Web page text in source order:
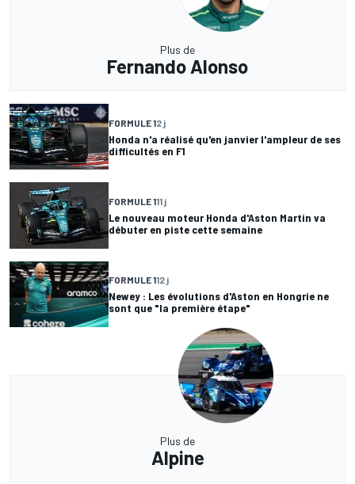
Plus de
Fernando Alonso
FORMULE 12 j
Honda n'a réalisé qu'en janvier l'ampleur de ses
difficultés en F1
FORMULE 111 j
Le nouveau moteur Honda d'Aston Martin va
débuter en piste cette semaine
FORMULE 112 j
Newey : Les évolutions d'Aston en Hongrie ne
sont que "la première étape"
Plus de
Alpine